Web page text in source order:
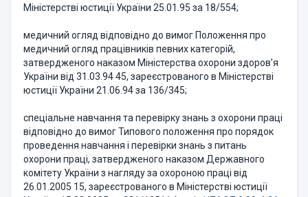
Міністерстві юстиції України 25.01.95 за 18/554;
медичний огляд відповідно до вимог Положення про
медичний огляд працівників певних категорій,
затвердженого наказом Міністерства охорони здоров’я
України від 31.03.94 45, зареєстрованого в Міністерстві
юстиції України 21.06.94 за 136/345;
спеціальне навчання та перевірку знань з охорони праці
відповідно до вимог Типового положення про порядок
проведення навчання і перевірки знань з питань
охорони праці, затвердженого наказом Державного
комітету України з нагляду за охороною праці від
26.01.2005 15, зареєстрованого в Міністерстві юстиції